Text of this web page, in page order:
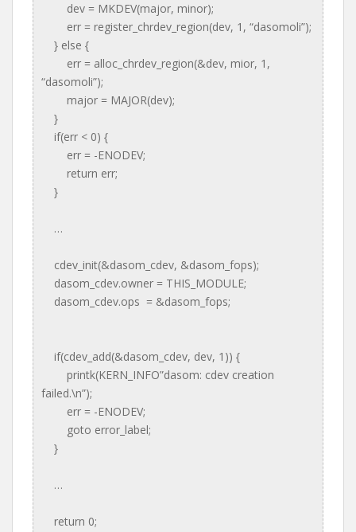
dev = MKDEV(major, minor);
err = register_chrdev_region(dev, 1, “dasomoli”);
} else {
err = alloc_chrdev_region(&dev, mior, 1,
“dasomoli”);
major = MAJOR(dev);
}
if(err < 0) {
err = -ENODEV;
return err;
}
…
cdev_init(&dasom_cdev, &dasom_fops);
dasom_cdev.owner = THIS_MODULE;
dasom_cdev.ops = &dasom_fops;
if(cdev_add(&dasom_cdev, dev, 1)) {
printk(KERN_INFO”dasom: cdev creation
failed.\n”);
err = -ENODEV;
goto error_label;
}
…
return 0;